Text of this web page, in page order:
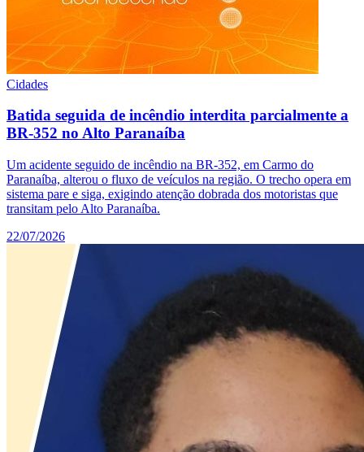
Cidades
Batida seguida de incêndio interdita parcialmente a
BR-352 no Alto Paranaíba
Um acidente seguido de incêndio na BR-352, em Carmo do
Paranaíba, alterou o fluxo de veículos na região. O trecho opera em
sistema pare e siga, exigindo atenção dobrada dos motoristas que
transitam pelo Alto Paranaíba.
22/07/2026